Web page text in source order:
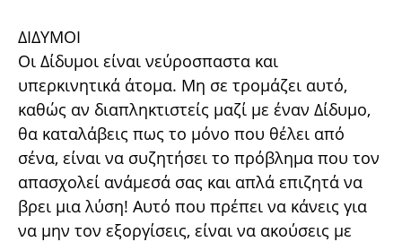
ΔΙΔΥΜΟΙ
Οι Δίδυμοι είναι νεύροσπαστα και
υπερκινητικά άτομα. Μη σε τρομάζει αυτό,
καθώς αν διαπληκτιστείς μαζί με έναν Δίδυμο,
θα καταλάβεις πως το μόνο που θέλει από
σένα, είναι να συζητήσει το πρόβλημα που τον
απασχολεί ανάμεσά σας και απλά επιζητά να
βρει μια λύση! Αυτό που πρέπει να κάνεις για
να μην τον εξοργίσεις, είναι να ακούσεις με